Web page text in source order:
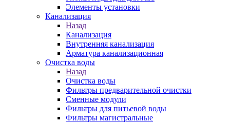
Элементы установки
Канализация
Назад
Канализация
Внутренняя канализация
Арматура канализационная
Очистка воды
Назад
Очистка воды
Фильтры предварительной очистки
Сменные модули
Фильтры для питьевой воды
Фильтры магистральные